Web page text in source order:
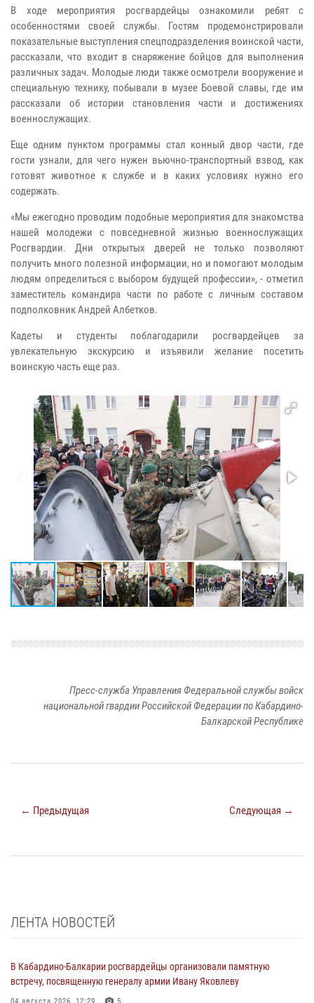
В ходе мероприятия росгвардейцы ознакомили ребят с
особенностями своей службы. Гостям продемонстрировали
показательные выступления спецподразделения воинской части,
рассказали, что входит в снаряжение бойцов для выполнения
различных задач. Молодые люди также осмотрели вооружение и
специальную технику, побывали в музее Боевой славы, где им
рассказали об истории становления части и достижениях
военнослужащих.
Еще одним пунктом программы стал конный двор части, где
гости узнали, для чего нужен вьючно-транспортный взвод, как
готовят животное к службе и в каких условиях нужно его
содержать.
«Мы ежегодно проводим подобные мероприятия для знакомства
нашей молодежи с повседневной жизнью военнослужащих
Росгвардии. Дни открытых дверей не только позволяют
получить много полезной информации, но и помогают молодым
людям определиться с выбором будущей профессии», - отметил
заместитель командира части по работе с личным составом
подполковник Андрей Албетков.
Кадеты и студенты поблагодарили росгвардейцев за
увлекательную экскурсию и изъявили желание посетить
воинскую часть еще раз.
Пресс-служба Управления Федеральной службы войск
национальной гвардии Российской Федерации по Кабардино-
Балкарской Республике
← Предыдущая Следующая →
ЛЕНТА НОВОСТЕЙ
В Кабардино-Балкарии росгвардейцы организовали памятную
встречу, посвященную генералу армии Ивану Яковлеву
04 августа 2026, 12:29 5